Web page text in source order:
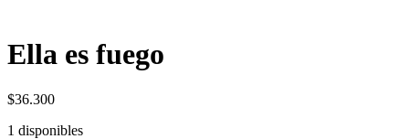
Ella es fuego
$36.300
1 disponibles